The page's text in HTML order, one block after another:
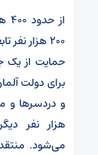
۲۰۰ هزار
حمایت از
برای دولت
هزار نفر
می‌شود.